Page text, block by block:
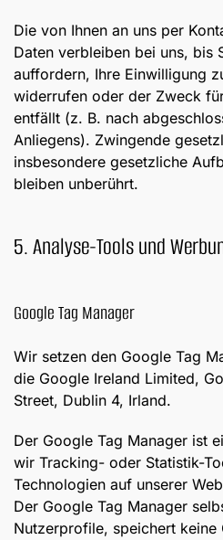
Die von Ihnen an uns per
Daten verbleiben bei uns, bis
auffordern, Ihre Einwilligung
widerrufen oder der Zweck
entfällt (z. B. nach
Anliegens). Zwingende
insbesondere gesetzliche
bleiben unberührt.
5. Analyse-Tools und
Google Tag Manager
Wir setzen den Google Tag
die Google Ireland Limited,
Street, Dublin 4, Irland.
Der Google Tag Manager ist
wir Tracking- oder Statistik-
Technologien auf unserer
Der Google Tag Manager
Nutzerprofile, speichert keine